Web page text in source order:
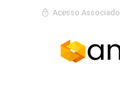
Acesso Associado